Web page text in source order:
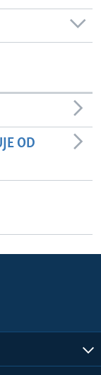
OD